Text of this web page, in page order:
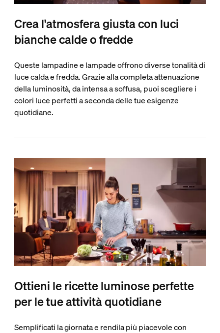
Crea l'atmosfera giusta con luci
bianche calde o fredde
Queste lampadine e lampade offrono diverse tonalità di
luce calda e fredda. Grazie alla completa attenuazione
della luminosità, da intensa a soffusa, puoi scegliere i
colori luce perfetti a seconda delle tue esigenze
quotidiane.
Ottieni le ricette luminose perfette
per le tue attività quotidiane
Semplificati la giornata e rendila più piacevole con